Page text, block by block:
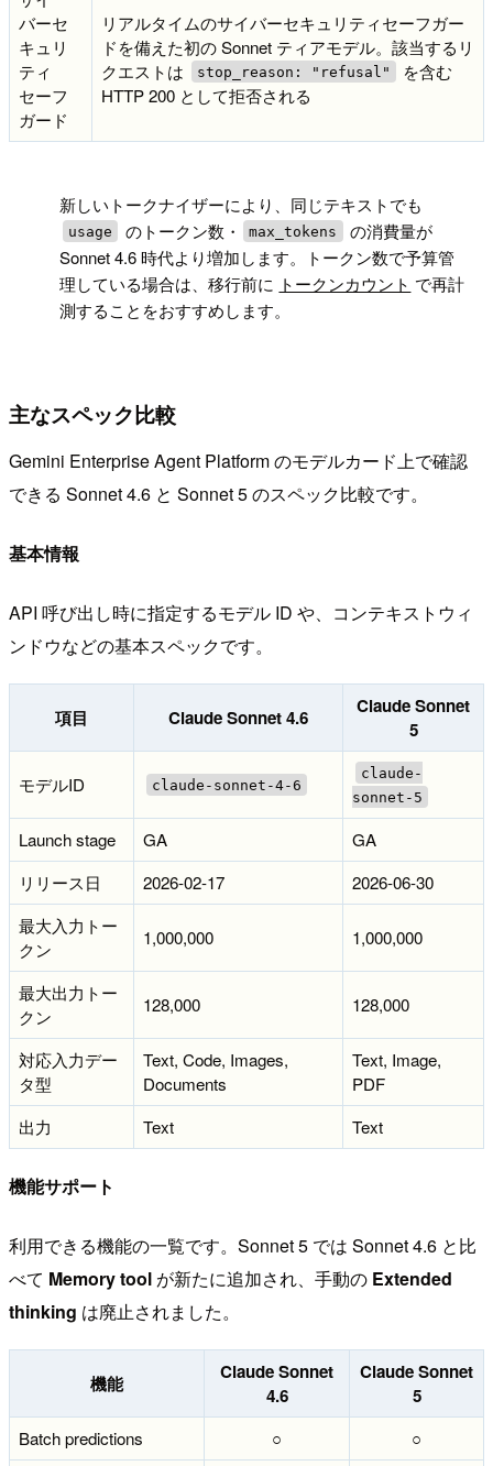
バーセ
キュリ
ティ
セーフ
ガード
リアルタイムのサイバーセキュリティセーフガー
ドを備えた初の Sonnet ティアモデル。該当するリ
クエストは
stop_reason: "refusal"
を含む
HTTP 200 として拒否される
新しいトークナイザーにより、同じテキストでも
usage のトークン数・ max_tokens
の消費量が
Sonnet 4.6 時代より増加します。トークン数で予算管
理している場合は、移行前に トークンカウント で再計
測することをおすすめします。
主なスペック比較
Gemini Enterprise Agent Platform のモデルカード上で確認
できる Sonnet 4.6 と Sonnet 5 のスペック比較です。
基本情報
API 呼び出し時に指定するモデル ID や、コンテキストウィ
ンドウなどの基本スペックです。
項目 Claude Sonnet 4.6
Claude Sonnet
5
モデルID claude-sonnet-4-6
claude-
sonnet-5
Launch stage GA
GA
リリース日
2026-02-17
2026-06-30
最大入力トー
クン
1,000,000 1,000,000
最大出力トー
クン
128,000 128,000
対応入力デー
タ型
Text, Code, Images,
Documents
Text, Image,
PDF
出力
Text Text
機能サポート
利用できる機能の一覧です。Sonnet 5 では Sonnet 4.6 と比
べて Memory tool が新たに追加され、手動の Extended
thinking は廃止されました。
機能
Claude Sonnet
4.6
Claude Sonnet
5
Batch predictions ○
○